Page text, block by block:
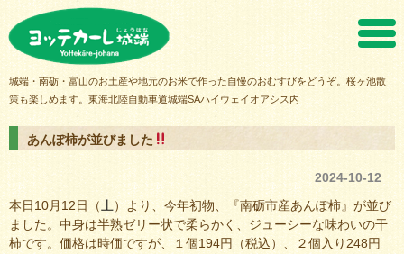
城端・南砺・富山のお土産や地元のお米で作った自慢のおむすびをどうぞ。桜ヶ池散
策も楽しめます。東海北陸自動車道城端SAハイウェイオアシス内
あんぽ柿が並びました
2024-10-12
本日10月12日（土）より、今年初物、『南砺市産あんぽ柿』が並び
ました。中身は半熟ゼリー状で柔らかく、ジューシーな味わいの干
柿です。価格は時価ですが、１個194円（税込）、２個入り248円